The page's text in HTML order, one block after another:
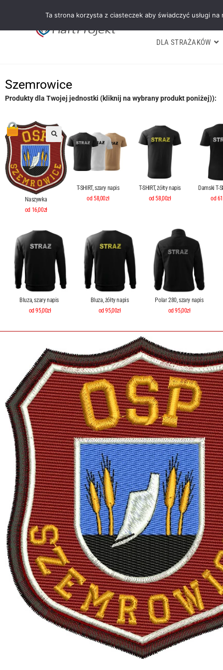
DLA STRAŻAKÓW
Szemrowice
Produkty dla Twojej jednostki (kliknij na wybrany produkt poniżej)):
Naszywka
od 16,00zł
T-SHIRT, szary napis
od 58,00zł
T-SHIRT, żółty napis
od 58,00zł
Damski T-
od
Bluza, szary napis
od 95,00zł
Bluza, żółty napis
od 95,00zł
Polar 280, szary napis
od 95,00zł
Ta strona korzysta z ciasteczek aby świadczyć usługi